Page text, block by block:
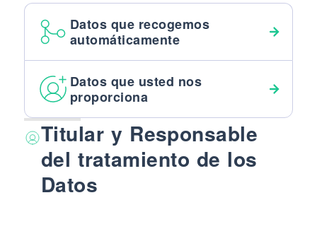
Datos que recogemos
automáticamente
Datos que usted nos
proporciona
Titular y Responsable
del tratamiento de los
Datos